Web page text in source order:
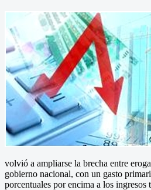
volvió a ampliarse la brecha entre
gobierno nacional, con un gasto
porcentuales por encima a los ingresos